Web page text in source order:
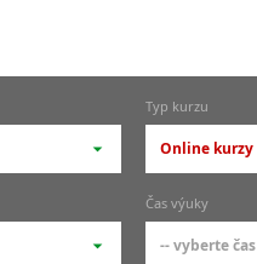
Typ kurzu
Online
-- vyberte
Čas výuky
-- vyberte